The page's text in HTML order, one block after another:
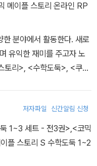
메이플 스토리 온라인 RP
분야에서 활동한다. 새로
유익한 재미를 주고자 노
토리>, <수학도둑>, <쿠키
저자파일 신간알림 신청
1~3 세트 - 전3권>,<코믹
플 스토리 S 수학도둑 1~2